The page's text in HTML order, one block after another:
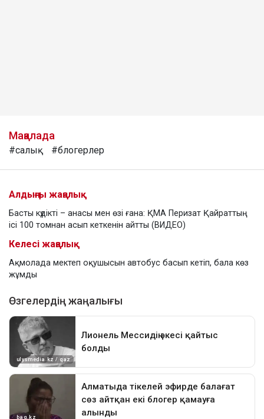
Мақалада
#салық #блогерлер
Алдыңғы жаңалық
Басты күдікті – анасы мен өзі ғана: ҚМА Перизат Қайраттың
ісі 100 томнан асып кеткенін айтты (ВИДЕО)
Келесі жаңалық
Ақмолада мектеп оқушысын автобус басып кетіп, бала көз
жұмды